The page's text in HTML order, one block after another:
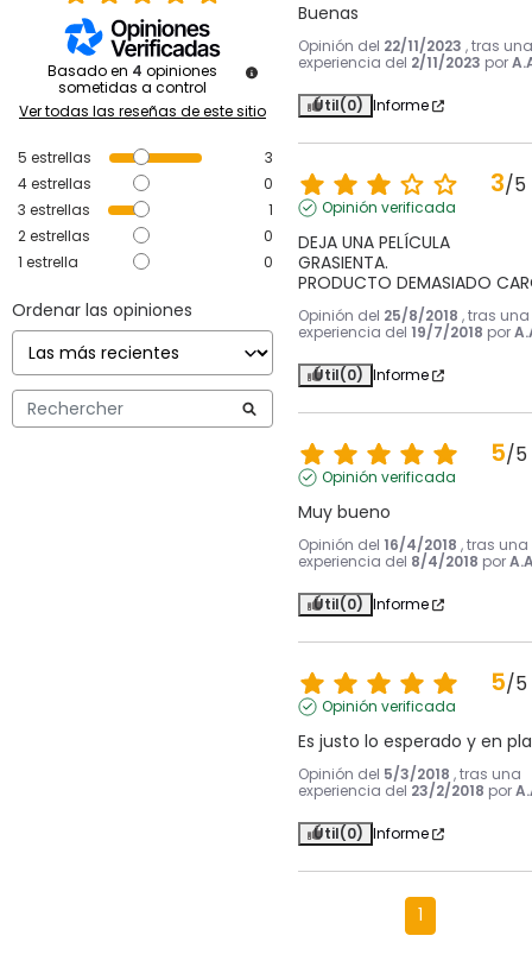
Basado en 4 opiniones
sometidas a control
Ver todas las reseñas de este sitio
5 estrellas
3
4estrellas
0
3 estrellas
1
2estrellas
0
1 estrella 0
Ordenar las opiniones
Buenas
Opinión del 22/11/2023 , tras una
experiencia del 2/11/2023 por
Útil(0) Informe
3/5
Opinión verificada
DEJA UNA PELÍCULA
GRASIENTA.
PRODUCTO DEMASIADO
Opinión del 25/8/2018 , tras una
experiencia del 19/7/2018 por
Útil(0) Informe
5/5
Opinión verificada
Muy bueno
Opinión del 16/4/2018 , tras una
experiencia del 8/4/2018 por
Útil(0) Informe
5/5
Opinión verificada
Es justo lo esperado y en
Opinión del 5/3/2018 , tras una
experiencia del 23/2/2018 por
Útil(0) Informe
1